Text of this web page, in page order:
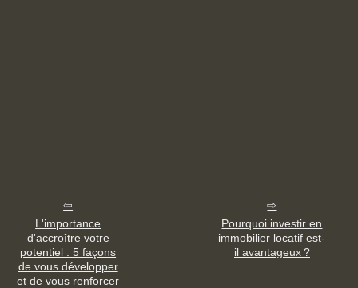
L'importance
d'accroître votre
potentiel : 5 façons
de vous développer
et de vous renforcer
Pourquoi investir en
immobilier locatif est-
il avantageux ?